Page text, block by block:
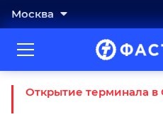
Москва
Открытие терминала в